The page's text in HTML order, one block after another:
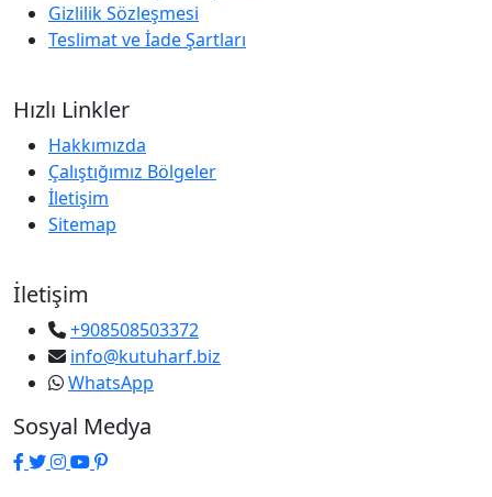
Gizlilik Sözleşmesi
Teslimat ve İade Şartları
Hızlı Linkler
Hakkımızda
Çalıştığımız Bölgeler
İletişim
Sitemap
İletişim
+908508503372
info@kutuharf.biz
WhatsApp
Sosyal Medya